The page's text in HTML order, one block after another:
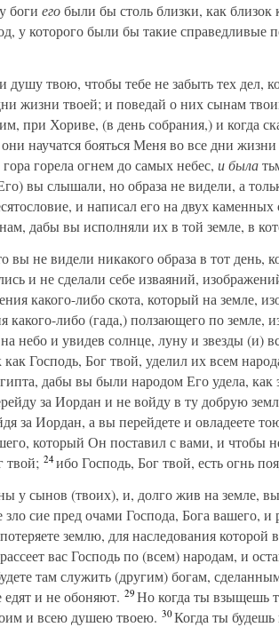
боги егобыли бы столь близки, как
у которого были бы такие справедливые
душу твою, чтобы тебе не забыть тех дел,
жизни твоей; и поведай о них сынам
при Хориве, (в день собрания,) и когда
научатся бояться Меня во все дни
горела огнем до самых небес, и была
вы слышали, но образа не видели, а
и написал его на двух каменных
дабы вы исполняли их в той земле, в
не видели никакого образа в тот день,
и не сделали себе изваяний,
какого-либо скота, который на земле,
какого-либо (гада,) ползающего по земле,
небо и увидев солнце, луну и звезды (и)
Господь, Бог твой, уделил их всем
дабы вы были народом Его удела, как
за Иордан и не войду в ту добрую
за Иордан, а вы перейдете и овладеете
который Он поставил с вами, и чтобы
твой; 24ибо Господь, Бог твой, есть огнь
у сынов (твоих), и, долго жив на земле, вы
сие пред очами Господа, Бога вашего, и
землю, для наследования
вас Господь по (всем) народам, и
там служить (другим) богам,
и не обоняют. 29Но когда ты взыщешь
и всею душею твоею. 30Когда ты будешь